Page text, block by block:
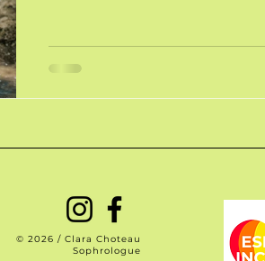
© 2026 / Clara Choteau
Sophrologue